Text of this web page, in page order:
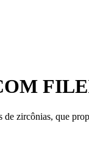
zircônias, que